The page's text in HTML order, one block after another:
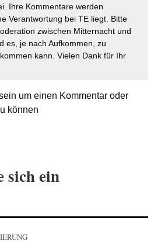
Ihre Kommentare werden
Verantwortung bei TE liegt. Bitte
zwischen Mitternacht und
es, je nach Aufkommen, zu
kann. Vielen Dank für Ihr
um einen Kommentar oder
können
sich ein